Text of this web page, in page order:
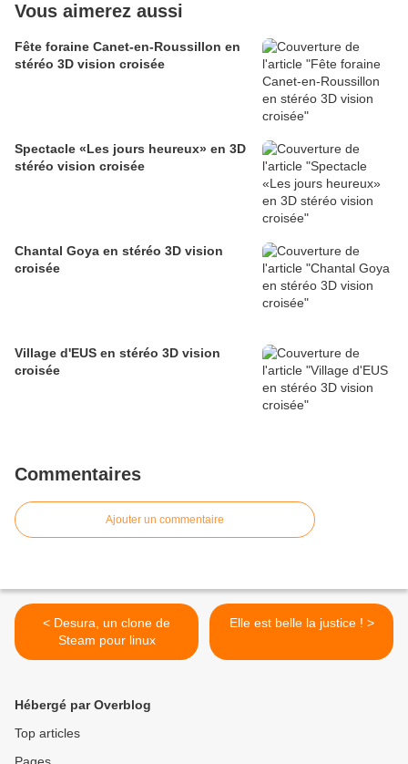
Vous aimerez aussi
Fête foraine Canet-en-Roussillon en
stéréo 3D vision croisée
Spectacle «Les jours heureux» en 3D
stéréo vision croisée
Chantal Goya en stéréo 3D vision
croisée
Village d'EUS en stéréo 3D vision
croisée
Commentaires
Ajouter un commentaire
< Desura, un clone de
Steam pour linux
Elle est belle la justice ! >
Hébergé par Overblog
Top articles